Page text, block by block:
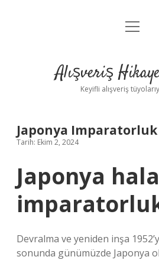
Anasayfa
Yasal Uyarı
menüyü
Alışveriş
Keyifli alışveriş
Japonya
Tarih: Ekim 2, 2024
Japonya hala
Devralma ve yeniden inşa
sonunda günümüzde Japonya